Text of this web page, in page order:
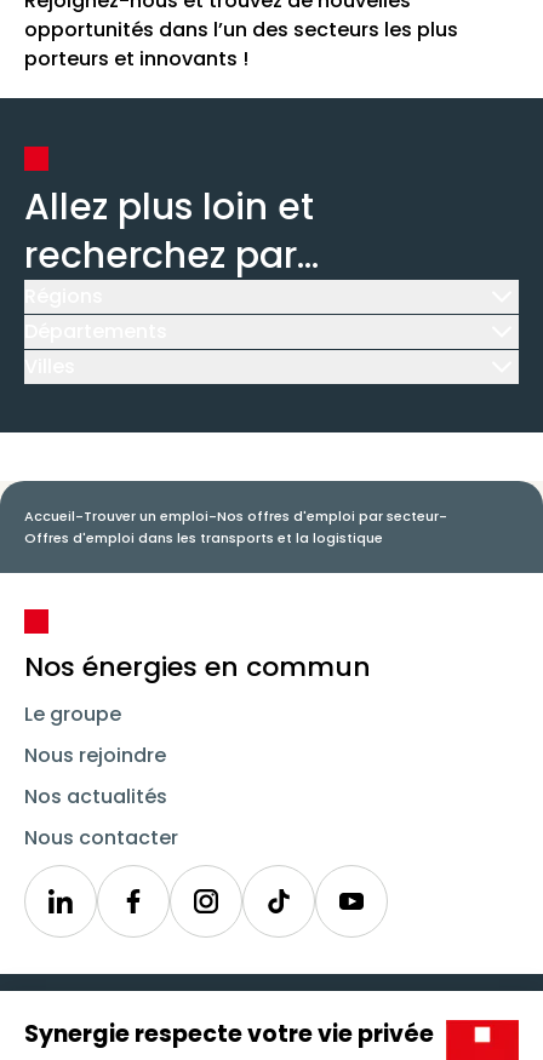
opportunités dans l’un des secteurs les plus
porteurs et innovants !
Allez plus loin et
recherchez par...
Accueil-Trouver un emploi-Nos offres d'emploi par secteur-
Offres d'emploi dans les transports et la logistique
Nos énergies en commun
Le groupe
Nous rejoindre
Nos actualités
Nous contacter
LinkedinSynergieInstagramTikTok Youtube
Icône d'illustration
Candidats